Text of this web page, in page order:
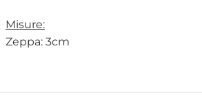
Misure:
Zeppa: 3cm